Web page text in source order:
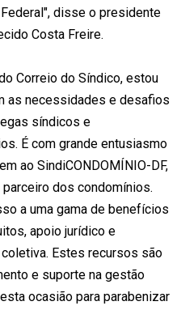
disse o presidente
Costa Freire.
Correio do Síndico, estou
as necessidades e desafios
síndicos e
É com grande entusiasmo
ao SindiCONDOMÍNIO-DF,
dos condomínios.
a uma gama de benefícios
apoio jurídico e
Estes recursos são
e suporte na gestão
ocasião para parabenizar